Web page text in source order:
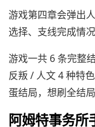
游戏第四章会弹出
选择、支线完成情
游戏一共 6 条完整
反叛 / 人文 4 种特
蛋结局，想刷全结
阿姆特事务所